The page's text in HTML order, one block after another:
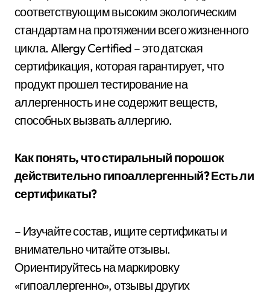
соответствующим высоким экологическим
стандартам на протяжении всего жизненного
цикла. Allergy Certified – это датская
сертификация, которая гарантирует, что
продукт прошел тестирование на
аллергенность и не содержит веществ,
способных вызвать аллергию.
Как понять, что стиральный порошок
действительно гипоаллергенный? Есть ли
сертификаты?
– Изучайте состав, ищите сертификаты и
внимательно читайте отзывы.
Ориентируйтесь на маркировку
«гипоаллергенно», отзывы других